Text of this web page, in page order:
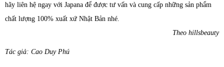
hãy liên hệ ngay với Japana để được tư vấn và cung cấp những sản phẩm
chất lượng 100% xuất xứ Nhật Bản nhé.
Theo hillsbeauty
Tác giả: Cao Duy Phú